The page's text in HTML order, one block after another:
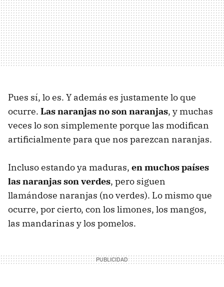
Pues sí, lo es. Y además es justamente lo que
ocurre. Las naranjas no son naranjas, y muchas
veces lo son simplemente porque las modifican
artificialmente para que nos parezcan naranjas.
Incluso estando ya maduras, en muchos países
las naranjas son verdes, pero siguen
llamándose naranjas (no verdes). Lo mismo que
ocurre, por cierto, con los limones, los mangos,
las mandarinas y los pomelos.